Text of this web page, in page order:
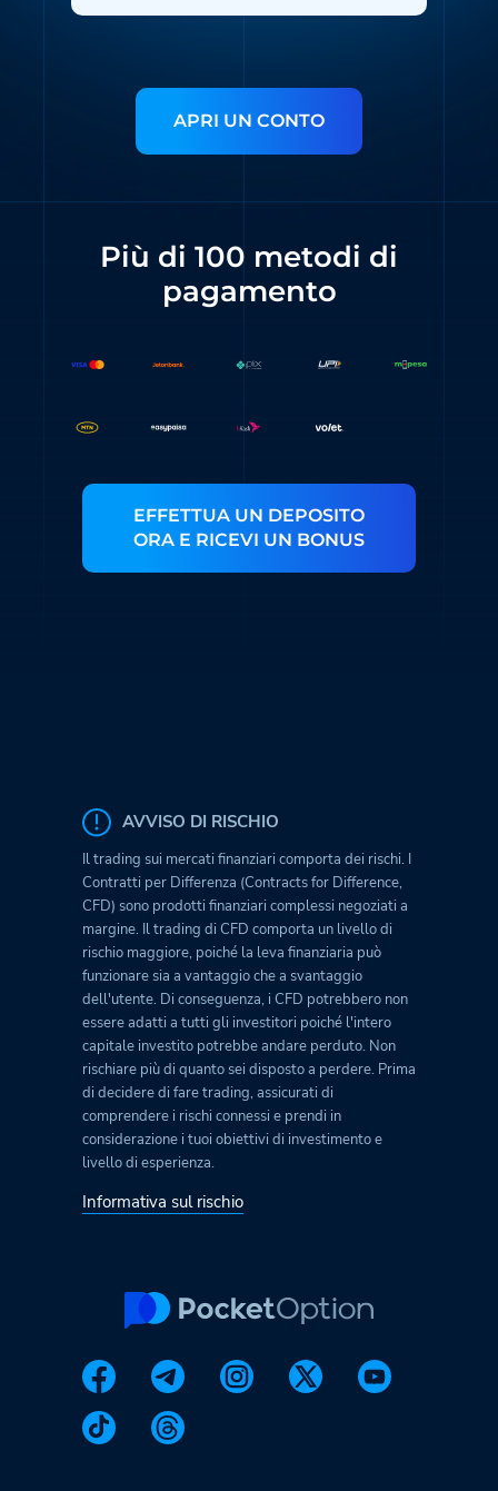
APRI UN CONTO
Più di 100 metodi di
pagamento
EFFETTUA UN DEPOSITO
ORA E RICEVI UN BONUS
AVVISO DI RISCHIO
Il trading sui mercati finanziari comporta dei rischi. I
Contratti per Differenza (Contracts for Difference,
CFD) sono prodotti finanziari complessi negoziati a
margine. Il trading di CFD comporta un livello di
rischio maggiore, poiché la leva finanziaria può
funzionare sia a vantaggio che a svantaggio
dell'utente. Di conseguenza, i CFD potrebbero non
essere adatti a tutti gli investitori poiché l'intero
capitale investito potrebbe andare perduto. Non
rischiare più di quanto sei disposto a perdere. Prima
di decidere di fare trading, assicurati di
comprendere i rischi connessi e prendi in
considerazione i tuoi obiettivi di investimento e
livello di esperienza.
Informativa sul rischio